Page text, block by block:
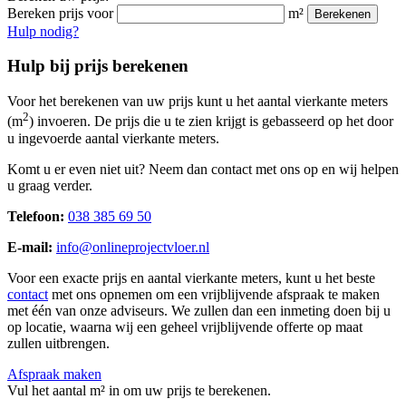
Bereken prijs voor
m² Berekenen
Hulp nodig?
Hulp bij prijs berekenen
Voor het berekenen van uw prijs kunt u het aantal vierkante meters
(m2) invoeren. De prijs die u te zien krijgt is gebasseerd op het door
u ingevoerde aantal vierkante meters.
Komt u er even niet uit? Neem dan contact met ons op en wij helpen
u graag verder.
Telefoon: 038 385 69 50
E-mail: info@onlineprojectvloer.nl
Voor een exacte prijs en aantal vierkante meters, kunt u het beste
contact met ons opnemen om een vrijblijvende afspraak te maken
met één van onze adviseurs. We zullen dan een inmeting doen bij u
op locatie, waarna wij een geheel vrijblijvende offerte op maat
zullen uitbrengen.
Afspraak maken
Vul het aantal m² in om uw prijs te berekenen.